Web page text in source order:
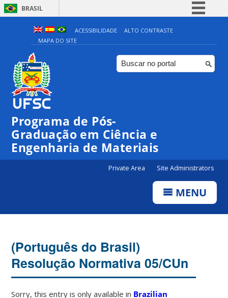
BRASIL
Simplifique!
Comunica BR
Participe
ACESSIBILIDADE
ALTO CONTRASTE
MAPA DO SITE
Programa de Pós-
Graduação em Ciência e
Engenharia de Materiais
Private Area Site Administrators
MENU
(Português do Brasil)
Resolução Normativa 05/CUn
Sorry, this entry is only available in Brazilian